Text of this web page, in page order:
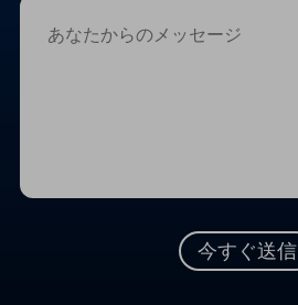
今すぐ送信